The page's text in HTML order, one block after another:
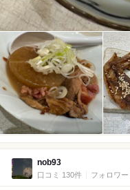
nob93
口コミ 130件 フォロワー